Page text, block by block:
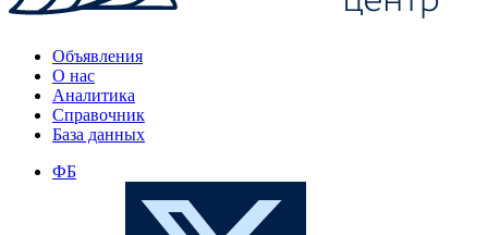
Объявления
О нас
Аналитика
Справочник
База данных
ФБ